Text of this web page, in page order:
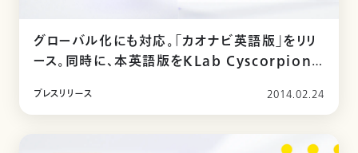
グローバル化にも対応。「カオナビ英語版」をリリ
ース。同時に、本英語版をKLab Cyscorpions
プレスリリース 2014.02.24